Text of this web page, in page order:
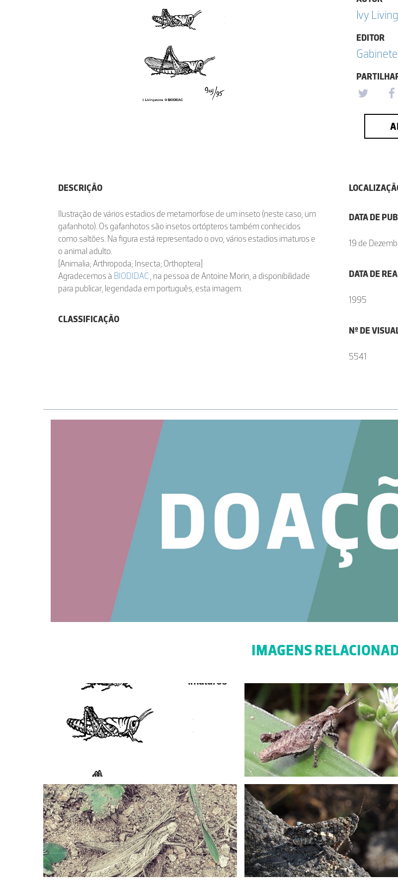
Ivy
EDITOR
DESCRIÇÃO
Ilustração de vários estadios de metamorfose de um inseto (neste caso, um
gafanhoto). Os gafanhotos são insetos ortópteros também conhecidos
como saltões. Na figura está representado o ovo, vários estadios imaturos e
o animal adulto.
[Animalia; Arthropoda; Insecta; Orthoptera]
Agradecemos à BIODIDAC, na pessoa de Antoine Morin, a disponibilidade
para publicar, legendada em português, esta imagem.
CLASSIFICAÇÃO
DATA DE
19 de
DATA DE
1995
Nº DE
5541
IMAGENS